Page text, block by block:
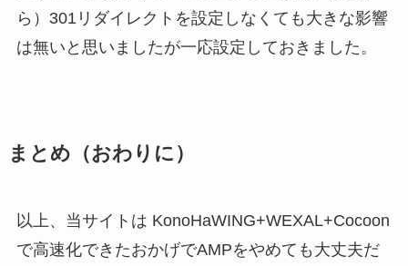
ら）301リダイレクトを設定しなくても大きな影響
は無いと思いましたが一応設定しておきました。
まとめ （おわりに）
以上、当サイトは KonoHaWING+WEXAL+Cocoon
で高速化できたおかげでAMPをやめても大丈夫だ